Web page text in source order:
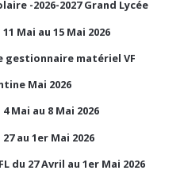
-2026-2027 Grand Lycée
11 Mai au 15 Mai 2026
gestionnaire matériel VF
Mai 2026
4 Mai au 8 Mai 2026
27 au 1er Mai 2026
du 27 Avril au 1er Mai 2026